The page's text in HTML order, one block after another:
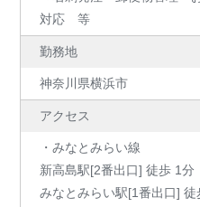
対応 等
勤務地
神奈川県横浜市
アクセス
・みなとみらい線
新高島駅[2番出口] 徒歩 1分
みなとみらい駅[1番出口] 徒